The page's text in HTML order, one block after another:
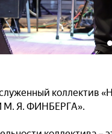
Я. ФИНБЕРГА».